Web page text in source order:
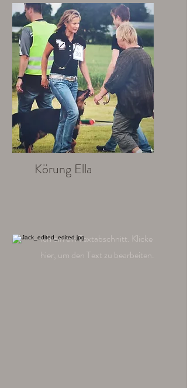
Ich bin ein Textabschnitt. Klicke
hier, um den Text zu bearbeiten.
Körung Ella
Ich bin ein Textabschnitt. Klicke
hier, um den Text zu bearbeiten.